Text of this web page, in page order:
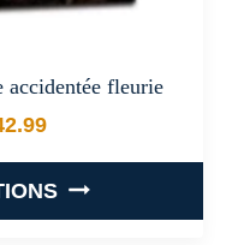
accidentée fleurie
de prix : €29.99 à